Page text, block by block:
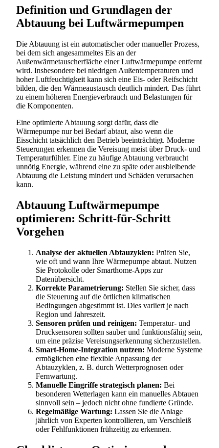
Definition und Grundlagen der
Abtauung bei Luftwärmepumpen
Die Abtauung ist ein automatischer oder manueller Prozess,
bei dem sich angesammeltes Eis an der
Außenwärmetauscherfläche einer Luftwärmepumpe entfernt
wird. Insbesondere bei niedrigen Außentemperaturen und
hoher Luftfeuchtigkeit kann sich eine Eis- oder Reifschicht
bilden, die den Wärmeaustausch deutlich mindert. Das führt
zu einem höheren Energieverbrauch und Belastungen für
die Komponenten.
Eine optimierte Abtauung sorgt dafür, dass die
Wärmepumpe nur bei Bedarf abtaut, also wenn die
Eisschicht tatsächlich den Betrieb beeinträchtigt. Moderne
Steuerungen erkennen die Vereisung meist über Druck- und
Temperaturfühler. Eine zu häufige Abtauung verbraucht
unnötig Energie, während eine zu späte oder ausbleibende
Abtauung die Leistung mindert und Schäden verursachen
kann.
Abtauung Luftwärmepumpe
optimieren: Schritt-für-Schritt
Vorgehen
Analyse der aktuellen Abtauzyklen: Prüfen Sie,
wie oft und wann Ihre Wärmepumpe abtaut. Nutzen
Sie Protokolle oder Smarthome-Apps zur
Datenübersicht.
Korrekte Parametrierung: Stellen Sie sicher, dass
die Steuerung auf die örtlichen klimatischen
Bedingungen abgestimmt ist. Dies variiert je nach
Region und Jahreszeit.
Sensoren prüfen und reinigen: Temperatur- und
Drucksensoren sollten sauber und funktionsfähig sein,
um eine präzise Vereisungserkennung sicherzustellen.
Smart-Home-Integration nutzen: Moderne Systeme
ermöglichen eine flexible Anpassung der
Abtauzyklen, z. B. durch Wetterprognosen oder
Fernwartung.
Manuelle Eingriffe strategisch planen: Bei
besonderen Wetterlagen kann ein manuelles Abtauen
sinnvoll sein – jedoch nicht ohne fundierte Gründe.
Regelmäßige Wartung: Lassen Sie die Anlage
jährlich von Experten kontrollieren, um Verschleiß
oder Fehlfunktionen frühzeitig zu erkennen.